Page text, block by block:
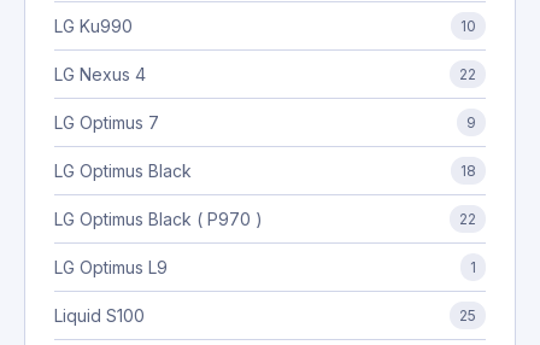
LG Ku990 10
LG Nexus 4 22
LG Optimus 7 9
LG Optimus Black 18
LG Optimus Black ( P970 ) 22
LG Optimus L9 1
Liquid S100 25